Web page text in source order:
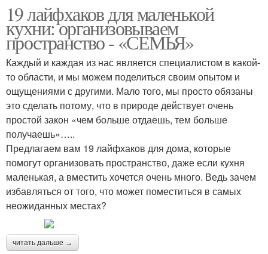
19 лайфхаков для маленькой
кухни: организовываем
пространство - «СЕМЬЯ»
Каждый и каждая из нас является специалистом в какой-
то области, и мы можем поделиться своим опытом и
ощущениями с другими. Мало того, мы просто обязаны
это сделать потому, что в природе действует очень
простой закон «чем больше отдаешь, тем больше
получаешь»…..
Предлагаем вам 19 лайфхаков для дома, которые
помогут организовать пространство, даже если кухня
маленькая, а вместить хочется очень много. Ведь зачем
избавляться от того, что может поместиться в самых
неожиданных местах?
читать дальше →